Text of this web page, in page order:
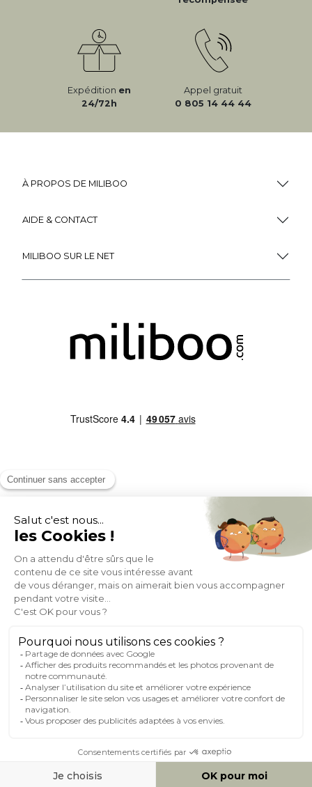
Expédition en
24/72h
Appel gratuit
0 805 14 44 44
À PROPOS DE MILIBOO
AIDE & CONTACT
MILIBOO SUR LE NET
MOYENS DE PAIEMENT
FRANCE
© 2007-2026 Miliboo
Tous droits réservés